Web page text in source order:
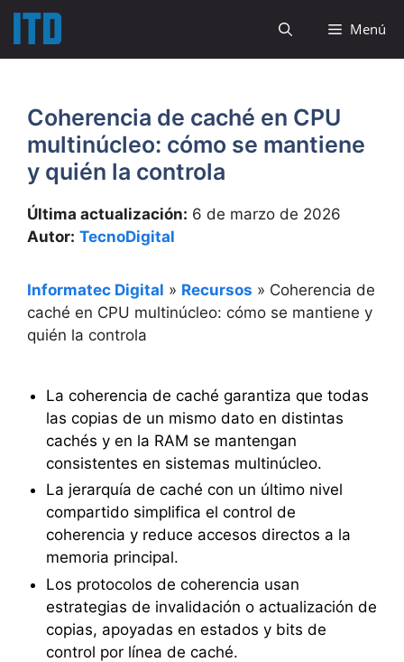
Saltar
contenido
Menú
Coherencia de caché en CPU
multinúcleo: cómo se mantiene
y quién la controla
Última actualización: 6 de marzo de 2026
Autor: TecnoDigital
Informatec Digital » Recursos » Coherencia de
caché en CPU multinúcleo: cómo se mantiene y
quién la controla
La coherencia de caché garantiza que todas
las copias de un mismo dato en distintas
cachés y en la RAM se mantengan
consistentes en sistemas multinúcleo.
La jerarquía de caché con un último nivel
compartido simplifica el control de
coherencia y reduce accesos directos a la
memoria principal.
Los protocolos de coherencia usan
estrategias de invalidación o actualización de
copias, apoyadas en estados y bits de
control por línea de caché.